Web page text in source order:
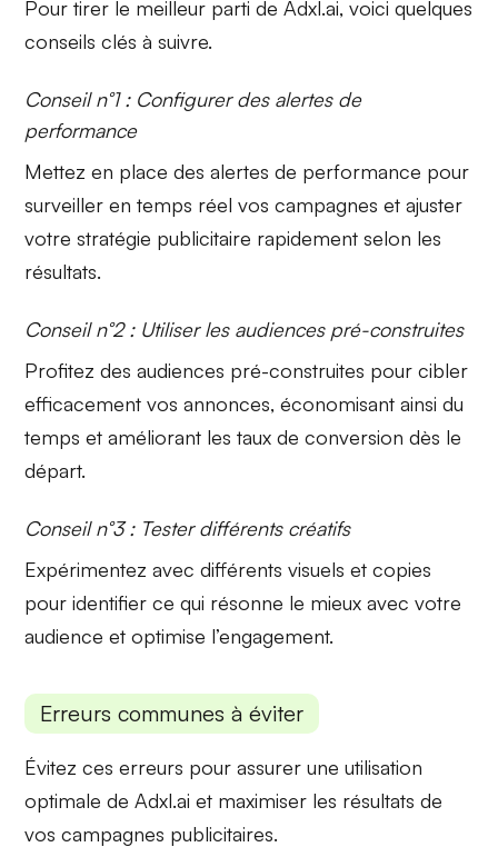
Pour tirer le meilleur parti de Adxl.ai, voici quelques
conseils clés à suivre.
Conseil n°1 : Configurer des alertes de
performance
Mettez en place desalertes de performance pour
surveiller en temps réel vos campagnes et ajuster
votre stratégie publicitaire rapidement selon les
résultats.
Conseil n°2 : Utiliser les audiences pré-construites
Profitez desaudiences pré-construites pour cibler
efficacement vos annonces, économisant ainsi du
temps et améliorant les taux de conversion dès le
départ.
Conseil n°3 : Tester différents créatifs
Expérimentez avec différentsvisuels et copies
pour identifier ce qui résonne le mieux avec votre
audience et optimise l’engagement.
Erreurs communes à éviter
Évitez ces erreurs pour assurer une utilisation
optimale de Adxl.ai et maximiser les résultats de
vos campagnes publicitaires.